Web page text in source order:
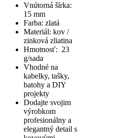
Vnútorná šírka:
15 mm
Farba: zlatá
Materiál: kov /
zinková zliatina
Hmotnosť: 23
g/sada
Vhodné na
kabelky, tašky,
batohy a DIY
projekty
Dodajte svojim
výrobkom
profesionálny a
elegantný detail s